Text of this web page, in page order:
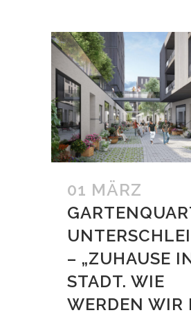
01 MÄRZ
– „ZUHAUSE
STADT. WIE
WERDEN WIR